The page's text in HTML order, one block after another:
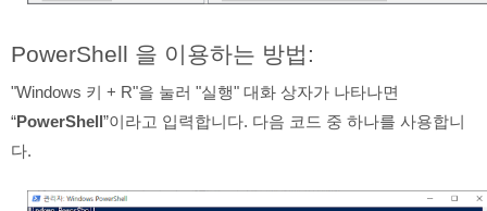
PowerShell 을 이용하는 방법:
"Windows 키 + R"을 눌러 "실행" 대화 상자가 나타나면
“PowerShell”이라고 입력합니다. 다음 코드 중 하나를 사용합니
다.